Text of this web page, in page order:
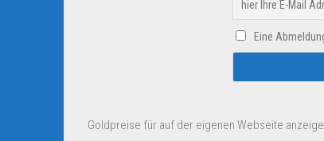
Eine
Goldpreise für auf der eigenen Webseite